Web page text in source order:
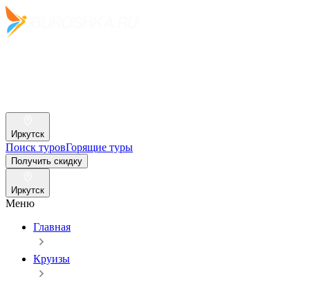
Иркутск
Поиск туровГорящие туры
Получить скидку
Иркутск
Меню
Главная
Круизы